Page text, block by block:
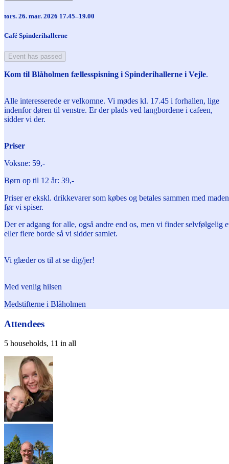
tors. 26. mar. 2026 17.45–19.00
Café Spinderihallerne
Event has passed
Kom til Blåholmen fællesspisning i Spinderihallerne i Vejle.
Alle interesserede er velkomne. Vi mødes kl. 17.45 i forhallen, lige
indenfor døren til venstre. Er der plads ved langbordene i cafeen,
sidder vi der.
Priser
Voksne: 59,-
Børn op til 12 år: 39,-
Priser er ekskl. drikkevarer som købes og betales sammen med maden
før vi spiser.
Der er adgang for alle, også andre end os, men vi finder selvfølgelig
eller flere borde så vi sidder samlet.
Vi glæder os til at se dig/jer!
Med venlig hilsen
Medstifterne i Blåholmen
Attendees
5 households, 11 in all